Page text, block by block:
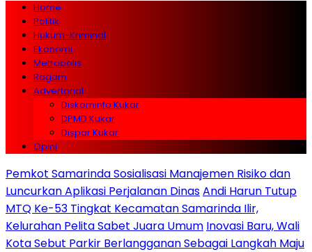
Home
Politik
Hukum-Kriminal
Ekonomi
Metropolis
Ragam
Advertorial
Diskominfo Kukar
DPMD Kukar
Dispar Kukar
Opini
Pemkot Samarinda Sosialisasi Manajemen Risiko dan
Luncurkan Aplikasi Perjalanan DinasAndi Harun Tutup
MTQ Ke-53 Tingkat Kecamatan Samarinda Ilir,
Kelurahan Pelita Sabet Juara Umum Inovasi Baru, Wali
Kota Sebut Parkir Berlangganan Sebagai Langkah Maju